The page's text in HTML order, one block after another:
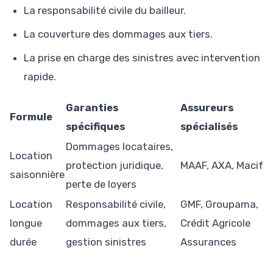
La responsabilité civile du bailleur.
La couverture des dommages aux tiers.
La prise en charge des sinistres avec intervention
rapide.
Formule
Garanties
spécifiques
Assureurs
spécialisés
Location
saisonnière
Dommages locataires,
protection juridique,
perte de loyers
MAAF, AXA, Macif
Location
longue
durée
Responsabilité civile,
dommages aux tiers,
gestion sinistres
GMF, Groupama,
Crédit Agricole
Assurances